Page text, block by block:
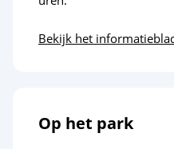
Bekijk het
Op het park